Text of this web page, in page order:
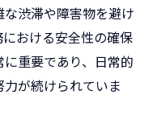
渋滞や障害物を避け
おける安全性の確保
重要であり、日常的
が続けられていま